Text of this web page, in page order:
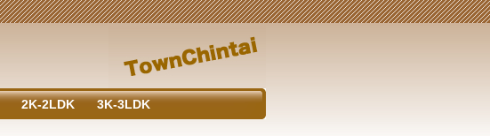
2K-2LDK 3K-3LDK